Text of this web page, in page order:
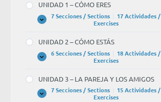
UNIDAD 1 – CÓMO ERES
Expandir
UNIDAD
CÓMO
ERES
7 Secciones / Sections
17 Actividades /
Exercises
UNIDAD 2 – CÓMO ESTÁS
Expandir
UNIDAD
CÓMO
ESTÁS
6 Secciones / Sections
18 Actividades /
Exercises
UNIDAD 3 – LA PAREJA Y LOS AMIGOS
Expandir
UNIDAD
7 Secciones / Sections
15 Actividades /
Exercises